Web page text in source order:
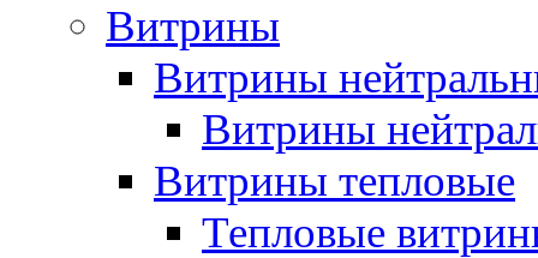
Витрины
Витрины
Витрины
Витрины тепловые
Тепловые